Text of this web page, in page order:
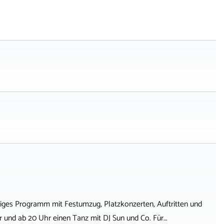
Programm mit Festumzug, Platzkonzerten, Auftritten und
ab 20 Uhr einen Tanz mit DJ Sun und Co. Für…